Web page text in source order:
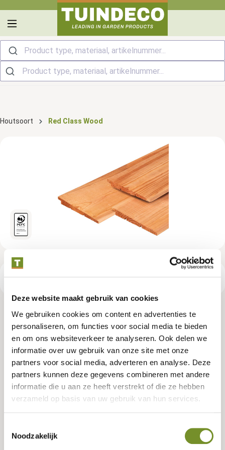
Deze website maakt gebruik van cookies
We gebruiken cookies om content en advertenties te
personaliseren, om functies voor social media te bieden
en om ons websiteverkeer te analyseren. Ook delen we
informatie over uw gebruik van onze site met onze
partners voor social media, adverteren en analyse. Deze
partners kunnen deze gegevens combineren met andere
informatie die u aan ze heeft verstrekt of die ze hebben
verzameld op basis van uw gebruik van hun services.
Noodzakelijk
Product type, materiaal, artikelnummer...
Houtsoort Red Class Wood
Productspecificaties
Red Class Wood ME vuren zweeds
rabat 1,1/2,2 x 19,5 x 500 cm,
vers, geïmpregneerd, 3 zijden
geschaafd, 1 zijde fijnbezaagd, 2
zijden vellingkant, 1 zijde 2
Artikelnummer: